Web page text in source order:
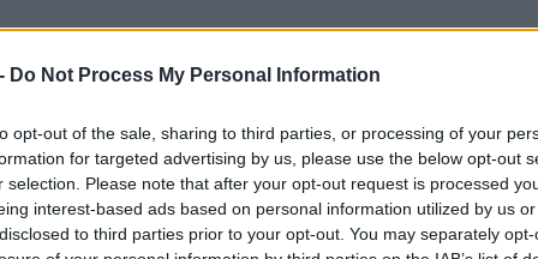
Do Not Process My Personal Information
opt-out of the sale, sharing to third parties, or processing of your
for targeted advertising by us, please use the below opt-out
selection. Please note that after your opt-out request is processed
interest-based ads based on personal information utilized by us
to third parties prior to your opt-out. You may separately
autókhoz szükségesakkumulátorokat
gyártásba.
mobilitás jövőjét építi